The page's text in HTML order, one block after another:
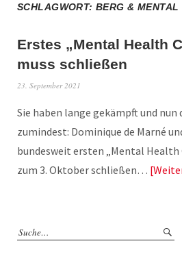
SCHLAGWORT:BERG & MENTAL
Erstes „Mental Health
muss schließen
23. September 2021
Sie haben lange gekämpft und
zumindest: Dominique de Marné
bundesweit ersten „Mental Health
zum 3. Oktober schließen…